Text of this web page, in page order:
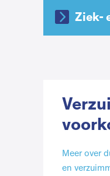
Ziek-
Meer over
en